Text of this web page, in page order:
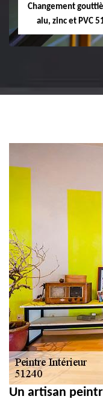
Changement
alu, zinc et PVC
et PVC 51
Un artisan